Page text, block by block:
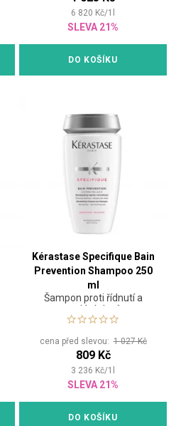
6 820 Kč/1
SLEVA 21%
DO KOŠÍKU
Kérastase Specifique Bain
Prevention Shampoo 250
ml
Šampon proti řídnutí a
padání vlasů
cena před slevou:1 027 Kč
809 Kč
3 236 Kč/1
SLEVA 21%
DO KOŠÍKU